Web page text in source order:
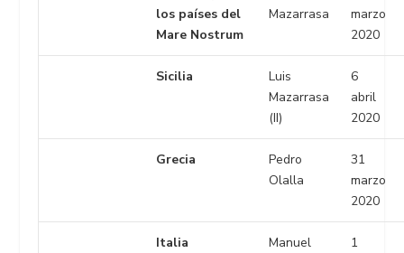
los países del
Mare Nostrum
Mazarrasa
marzo
2020
Sicilia
Luis
Mazarrasa
(II)
6
abril
2020
Grecia
Pedro
Olalla
31
marzo
2020
Italia
Manuel
1